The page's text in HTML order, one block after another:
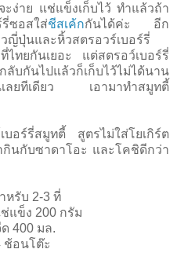
ง่าย แช่แข็งเก็บไว้ ทำแล้วถ้า
รี่ซอสใส่ชีสเค้กกันได้ค่ะ อีก
ญี่ปุ่นและหิ้วสตรอวร์เบอร์รี่
ทยกันเยอะ แต่สตรอว์เบอร์รี่
ลับกันไปแล้วก็เก็บไว้ไม่ได้นาน
นเลยทีเดียว เอามาทำสมูทตี้
อร์รี่สมูทตี้ สูตรไม่ใส่โยเกิร์ต
กินกับซาดาโอะ และโคชิดีกว่า
หรับ 2-3 ที่
แข็ง 200 กรัม
400 มล.
ช้อนโต๊ะ